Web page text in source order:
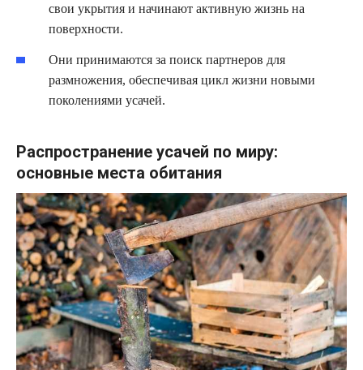
свои укрытия и начинают активную жизнь на
поверхности.
Они принимаются за поиск партнеров для
размножения, обеспечивая цикл жизни новыми
поколениями усачей.
Распространение усачей по миру:
основные места обитания